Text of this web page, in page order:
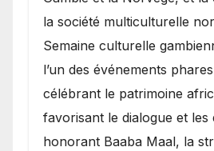
la société multiculturelle
Semaine culturelle
l’un des événements
célébrant le patrimoine
favorisant le dialogue et les
honorant Baaba Maal, la